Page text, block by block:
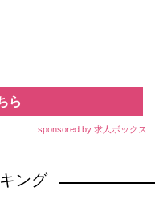
ら
sponsored by 求人ボックス
ング